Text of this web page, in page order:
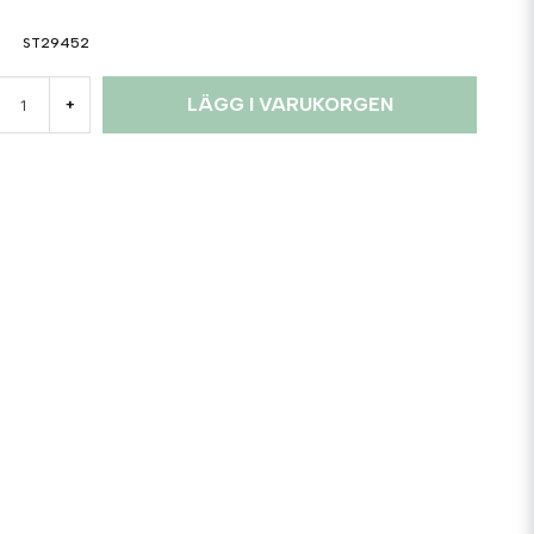
ST29452
+ LÄGG I VARUKORGEN